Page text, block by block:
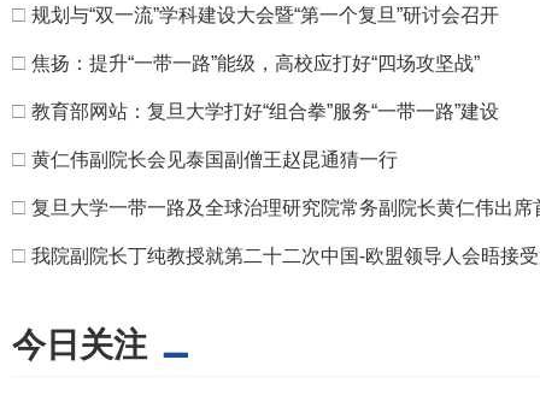
□ 规划与“双一流”学科建设大会暨“第一个复旦”研讨会召开
□ 焦扬：提升“一带一路”能级，高校应打好“四场攻坚战”
□ 教育部网站：复旦大学打好“组合拳”服务“一带一路”建设
□ 黄仁伟副院长会见泰国副僧王赵昆通猜一行
□ 复旦大学一带一路及全球治理研究院常务副院长黄仁伟出席
□ 我院副院长丁纯教授就第二十二次中国-欧盟领导人会晤接
今日关注